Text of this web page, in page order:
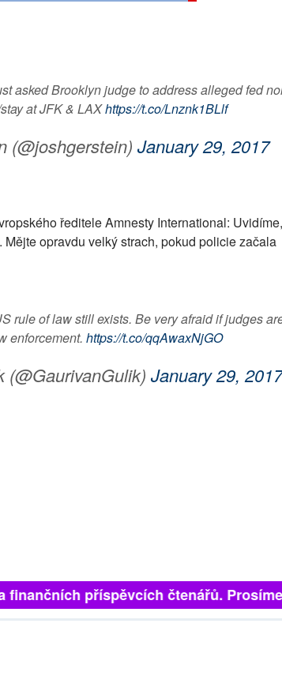
asked Brooklyn judge to address alleged fed
at JFK & LAXhttps://t.co/Lnznk1BLlf
(@joshgerstein) January 29, 2017
ředitele Amnesty International:
opravdu velký strach, pokud policie začala
rule of law still exists. Be very afraid if judges
enforcement.https://t.co/qqAwaxNjGO
(@GaurivanGulik)January 29,
finančních příspěvcích čtenářů.